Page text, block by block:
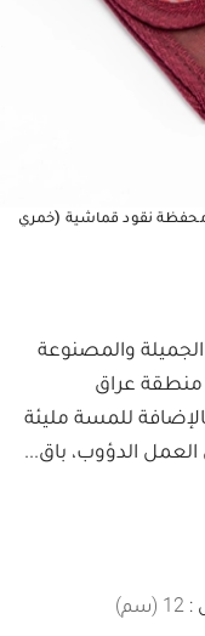
نقود قماشية (خمري)
والمصنوعة
عراق
للمسة مليئة
الدؤوب، باق...
:
12
(سم)